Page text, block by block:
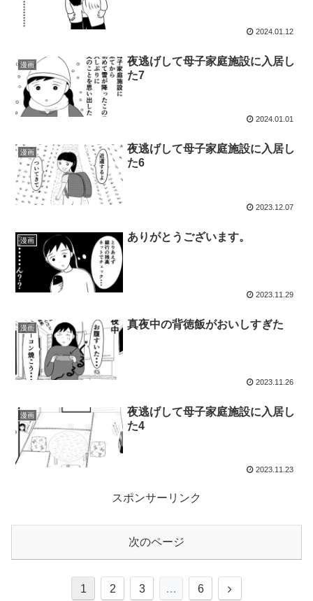
2024.01.12
漫画
夜逃げして母子家庭施設に入居し
た7
2024.01.01
漫画
夜逃げして母子家庭施設に入居し
た6
2023.12.07
漫画 ありがとうございます。
2023.11.29
漫画 真夜中の背徳飯がおいしすぎた
2023.11.26
漫画
夜逃げして母子家庭施設に入居し
た4
2023.11.23
スポンサーリンク
次のページ
1 2 3 … 6